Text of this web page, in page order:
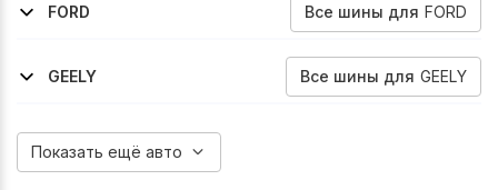
FORD Все шины для FORD
2006-2015
2010-2015
2012-2022
2012-2022
2012-2020
GEELY
Все шины для GEELY
Показать ещё авто